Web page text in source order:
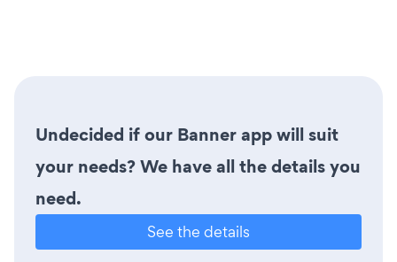
Undecided if our Banner app will suit
your needs? We have all the details you
need.
See the details